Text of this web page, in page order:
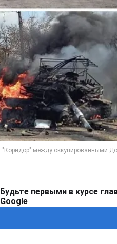
Будьте первыми в курсе
Google